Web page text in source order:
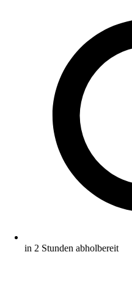
in 2 Stunden abholbereit